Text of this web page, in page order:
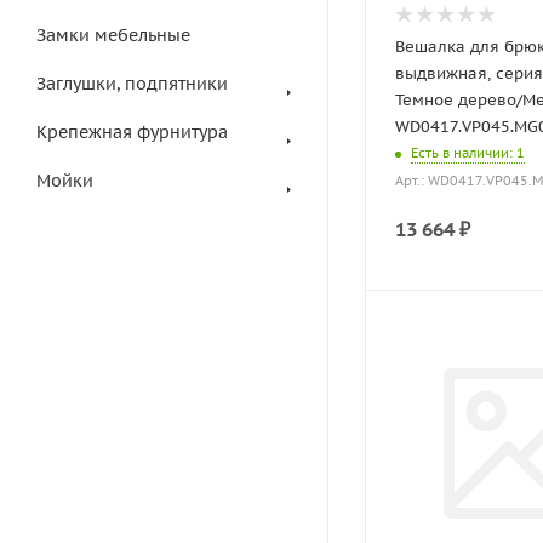
Замки мебельные
Заглушки, подпятники
Крепежная фурнитура
Мойки
Вешалка для
выдвижная,
Темное дерево/
Есть в наличии: 1
Арт.:
13 664₽